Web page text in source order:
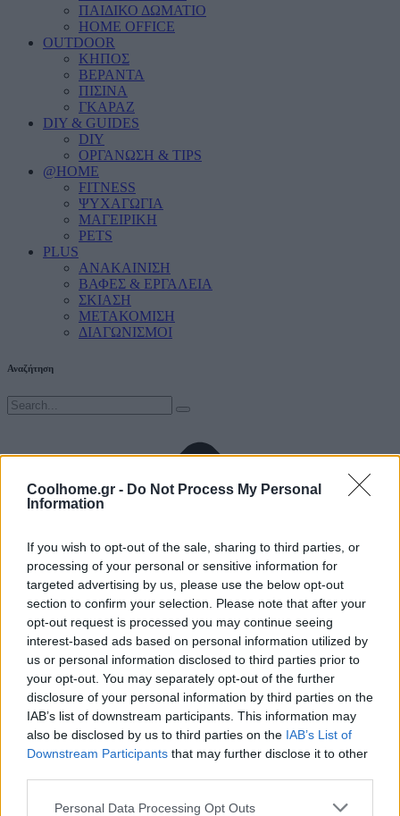
Coolhome.gr - Do Not Process My Personal
Information
If you wish to opt-out of the sale, sharing to third parties, or
processing of your personal or sensitive information for
targeted advertising by us, please use the below opt-out
section to confirm your selection. Please note that after your
opt-out request is processed you may continue seeing
interest-based ads based on personal information utilized by
us or personal information disclosed to third parties prior to
your opt-out. You may separately opt-out of the further
disclosure of your personal information by third parties on the
IAB’s list of downstream participants. This information may
also be disclosed by us to third parties on the IAB’s List of
Downstream Participants that may further disclose it to other
Personal Data Processing Opt Outs
ΠΑΙΔΙΚΟ ΔΩΜΑΤΙΟ
HOME OFFICE
OUTDOOR
ΚΗΠΟΣ
ΒΕΡΑΝΤΑ
ΠΙΣΙΝΑ
ΓΚΑΡΑΖ
DIY & GUIDES
DIY
ΟΡΓΑΝΩΣΗ & TIPS
@HOME
FITNESS
ΨΥΧΑΓΩΓΙΑ
ΜΑΓΕΙΡΙΚΗ
PETS
PLUS
ΑΝΑΚΑΙΝΙΣΗ
ΒΑΦΕΣ & ΕΡΓΑΛΕΙΑ
ΣΚΙΑΣΗ
ΜΕΤΑΚΟΜΙΣΗ
ΔΙΑΓΩΝΙΣΜΟΙ
Αναζήτηση